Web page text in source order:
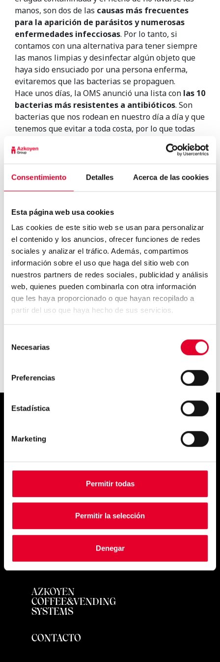
Consentimiento Detalles Acerca de las cookies
Esta página web usa cookies
Las cookies de este sitio web se usan para personalizar
el contenido y los anuncios, ofrecer funciones de redes
sociales y analizar el tráfico. Además, compartimos
información sobre el uso que haga del sitio web con
nuestros partners de redes sociales, publicidad y análisis
web, quienes pueden combinarla con otra información
que les haya proporcionado o que hayan recopilado a
partir del uso que haya hecho de sus servicios.
Necesarias
Preferencias
Estadística
Marketing
Permitir todas
Permitir la selección
Denegar
manos, son dos de las causas más frecuentes
para la aparición de parásitos y numerosas
enfermedades infecciosas. Por lo tanto, si
contamos con una alternativa para tener siempre
las manos limpias y desinfectar algún objeto que
haya sido ensuciado por una persona enferma,
evitaremos que las bacterias se propaguen.
Hace unos días, la OMS anunció una lista con las 10
bacterias más resistentes a antibióticos. Son
bacterias que nos rodean en nuestro día a día y que
tenemos que evitar a toda costa, por lo que todas
prevención y salud.
Científicos descubren que el
café protege contra...
El café desplaza al vino como
la bebida más popu...
Simply
exquisite
PRODUCTOS
UBICACIONES
AZKOYEN
COFFEE&VENDING
SYSTEMS
CONTACTO